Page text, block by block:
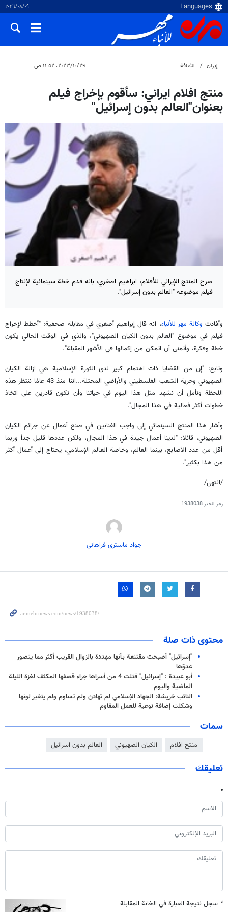
٠٩‏/٠٨‏/٢٠٢٦
إيران الثقافة ٢٩‏/١٠‏/٢٠٢٣، ١١:٥٢ ص
منتج افلام ايراني: سأقوم بإخراج فيلم
بعنوان"العالم بدون إسرائيل"
صرح المنتج الإيراني للأفلام، ابراهيم اصغري، بانه قدم خطة سينمائية لإنتاج
فيلم موضوعه "العالم بدون إسرائيل".
وأفادت وكالة مهر للأنباء، انه قال إبراهيم أصغري في مقابلة صحفية: "أخطط لإخراج
فيلم في موضوع "العالم بدون الكيان الصهيوني"، والذي في الوقت الحالي يكون
خطة وفكرة، وأتمنى أن اتمكن من إكمالها في الأشهر المقبلة".
وتابع: "إن من القضايا ذات اهتمام كبير لدى الثورة الإسلامية هي ازالة الكيان
الصهيوني وحرية الشعب الفلسطيني والأراضي المحتلة...اننا منذ 43 عامًا ننتظر هذه
اللحظة ونأمل أن نشهد مثل هذا اليوم في حياتنا وأن نكون قادرين على اتخاذ
خطوات أكثر فعالية في هذا المجال".
وأشار هذا المنتج السينمائي إلى واجب الفنانين في صنع أعمال عن جرائم الكيان
الصهيوني، قائلا: "لدينا أعمال جيدة في هذا المجال، ولكن عددها قليل جداً وربما
أقل من عدد الأصابع، بينما العالم، وخاصة العالم الإسلامي، يحتاج إلى أعمال أكثر
من هذا بكثير".
/انتهى/
رمز الخبر1938038
جواد ماستری فراهانی
محتوى ذات صلة
"إسرائيل" أصبحت مقتنعة بـأنها مهددة بالزوال القريب أكثر مما يتصور
عدوّها
أبو عبيدة : "إسرائيل" قتلت 4 من أسراها جراء قصفها المكثف لغزة الليلة
الماضية واليوم
النائب خريشة: الجهاد الإسلامي لم تهادن ولم تساوم ولم يتغير لونها
وشكلت إضافة نوعية للعمل المقاوم
سمات
منتج افلام الكيان الصهيوني العالم بدون اسرائيل
تعليقك
* سجل نتيجة العبارة في الخانة المقابلة